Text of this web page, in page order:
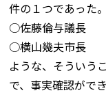
件の１つであった
○佐藤倫与議長
○横山幾夫市長
ような、そういう
で、事実確認がで